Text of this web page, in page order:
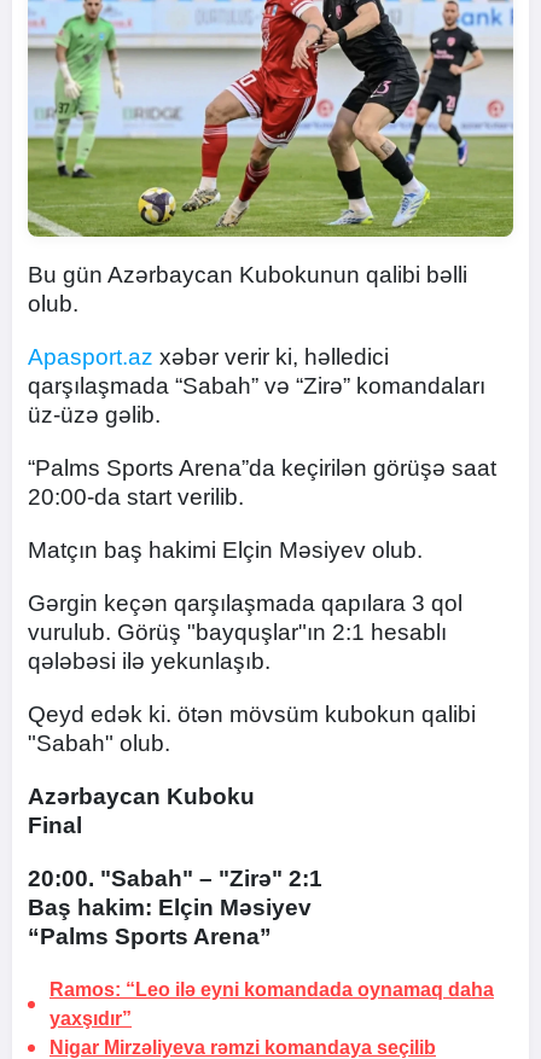
Bu gün Azərbaycan Kubokunun qalibi bəlli
olub.
Apasport.az xəbər verir ki, həlledici
qarşılaşmada “Sabah” və “Zirə” komandaları
üz-üzə gəlib.
“Palms Sports Arena”da keçirilən görüşə saat
20:00-da start verilib.
Matçın baş hakimi Elçin Məsiyev olub.
Gərgin keçən qarşılaşmada qapılara 3 qol
vurulub. Görüş "bayquşlar"ın 2:1 hesablı
qələbəsi ilə yekunlaşıb.
Qeyd edək ki. ötən mövsüm kubokun qalibi
"Sabah" olub.
Azərbaycan Kuboku
Final
20:00. "Sabah" – "Zirə" 2:1
Baş hakim: Elçin Məsiyev
“Palms Sports Arena”
Ramos: “Leo ilə eyni komandada oynamaq daha
yaxşıdır”
Nigar Mirzəliyeva rəmzi komandaya seçilib